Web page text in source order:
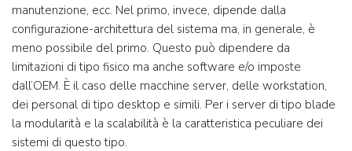
manutenzione, ecc. Nel primo, invece, dipende dalla
configurazione-architettura del sistema ma, in generale, è
meno possibile del primo. Questo può dipendere da
limitazioni di tipo fisico ma anche software e/o imposte
dall’OEM. È il caso delle macchine server, delle workstation,
dei personal di tipo desktop e simili. Per i server di tipo blade
la modularità e la scalabilità è la caratteristica peculiare dei
sistemi di questo tipo.